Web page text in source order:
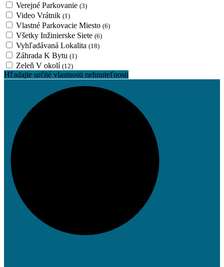
Verejné Parkovanie (3)
Video Vrátnik (1)
Vlastné Parkovacie Miesto (6)
Všetky Inžinierske Siete (6)
Vyhľadávaná Lokalita (18)
Záhrada K Bytu (1)
Zeleň V okolí (12)
Hľadajte určité vlastnosti nehnuteľnosti